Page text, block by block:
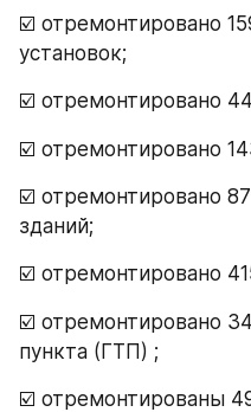
☑️ отремонтировано
установок;
☑️ отремонтировано
☑️ отремонтировано
☑️ отремонтировано
зданий;
☑️ отремонтировано
☑️ отремонтировано
пункта (ГТП) ;
☑️ отремонтированы